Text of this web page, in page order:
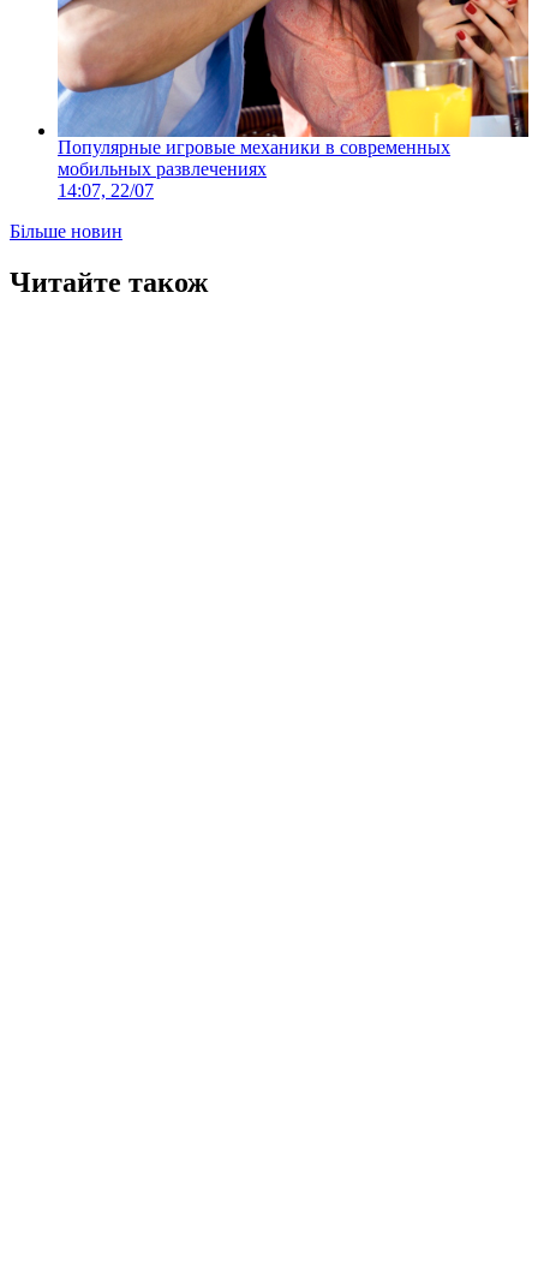
Популярные игровые механики в современных
мобильных развлечениях
14:07, 22/07
Більше новин
Читайте також